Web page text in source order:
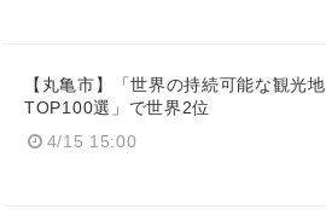
【丸亀市】「世界の持続可能な観光地
TOP100選」で世界2位
4/15 15:00